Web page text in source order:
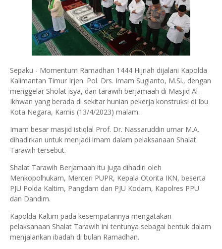
Sepaku - Momentum Ramadhan 1444 Hijriah dijalani Kapolda
Kalimantan Timur Irjen. Pol. Drs. Imam Sugianto, M.Si., dengan
menggelar Sholat isya, dan tarawih berjamaah di Masjid Al-
Ikhwan yang berada di sekitar hunian pekerja konstruksi di Ibu
Kota Negara, Kamis (13/4/2023) malam.
Imam besar masjid istiqlal Prof. Dr. Nassaruddin umar M.A.
dihadirkan untuk menjadi imam dalam pelaksanaan Shalat
Tarawih tersebut.
Shalat Tarawih Berjamaah itu juga dihadiri oleh
Menkopolhukam, Menteri PUPR, Kepala Otorita IKN, beserta
PJU Polda Kaltim, Pangdam dan PJU Kodam, Kapolres PPU
dan Dandim.
Kapolda Kaltim pada kesempatannya mengatakan
pelaksanaan Shalat Tarawih ini tentunya sebagai bentuk dalam
menjalankan ibadah di bulan Ramadhan.